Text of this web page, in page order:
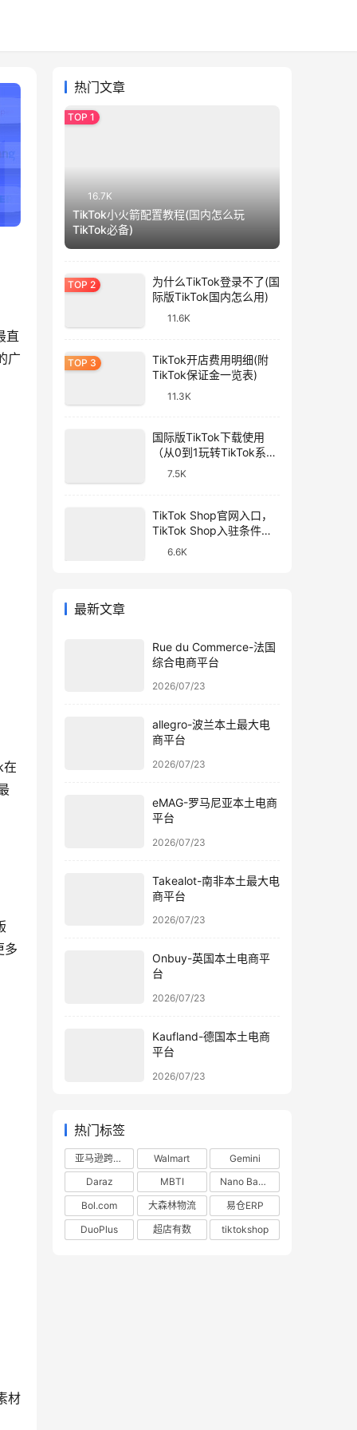
直
广
在
多
材
热门文章
16.7K
TikTok小火箭配置教程(国内怎么玩
TikTok必备)
为什么TikTok登录不了(国
际版TikTok国内怎么用)
11.6K
TikTok开店费用明细(附
TikTok保证金一览表)
11.3K
国际版TikTok下载使用
（从0到1玩转TikTok系列
教程）
7.5K
TikTok Shop官网入口，
TikTok Shop入驻条件和
开店流程
6.6K
最新文章
Rue du Commerce-法国
综合电商平台
2026/07/23
allegro-波兰本土最大电
商平台
2026/07/23
eMAG-罗马尼亚本土电商
平台
2026/07/23
Takealot-南非本土最大电
商平台
2026/07/23
Onbuy-英国本土电商平
台
2026/07/23
Kaufland-德国本土电商
平台
2026/07/23
热门标签
亚马逊跨境电商 Walmart
Gemini
Daraz
MBTI
Nano Banana
Bol.com
大森林物流
易仓ERP
DuoPlus
超店有数 tiktokshop